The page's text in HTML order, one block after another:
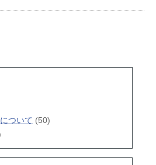
ついて (50)